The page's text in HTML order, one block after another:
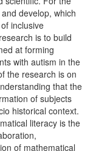
develop, which
inclusive
is to build
at forming
with autism in the
the research is on
that the
of subjects
historical context.
literacy is the
of mathematical